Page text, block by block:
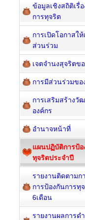
ข้อมูลเชิงสถิติเรื่อ
การทุจริต
การเปิดโอกาสให้
ส่วนร่วม
เจตจำนงสุจริตข
การมีส่วนร่วมขอ
การเสริมสร้างวั
องค์กร
อำนาจหน้าที่
แผนปฏิบัติการป้อ
ทุจริตประจำปี
รายงานติดตามก
การป้องกันการทุ
6เดือน
รายงานผลการด